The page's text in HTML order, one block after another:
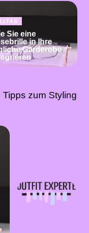
Sie eine
in Ihre
Garderobe
zum Styling